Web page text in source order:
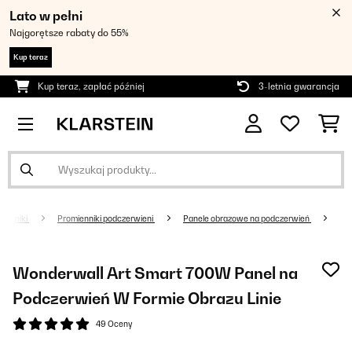
Lato w pełni
Najgorętsze rabaty do 55%
Kup teraz
Kup teraz, zapłać później 3-letnia gwarancja
Promienniki podczerwieni Panele obrazowe na podczerwień
Wonderwall Art Smart 700W Panel na
Podczerwień W Formie Obrazu Linie
49 Oceny